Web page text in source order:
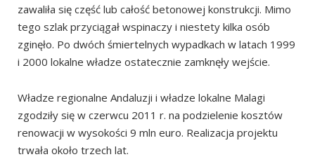
zawaliła się część lub całość betonowej konstrukcji. Mimo
tego szlak przyciągał wspinaczy i niestety kilka osób
zginęło. Po dwóch śmiertelnych wypadkach w latach 1999
i 2000 lokalne władze ostatecznie zamknęły wejście.
Władze regionalne Andaluzji i władze lokalne Malagi
zgodziły się w czerwcu 2011 r. na podzielenie kosztów
renowacji w wysokości 9 mln euro. Realizacja projektu
trwała około trzech lat.